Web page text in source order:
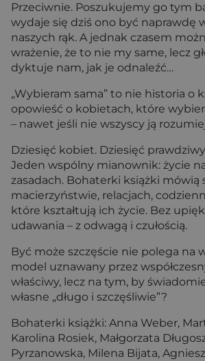
Przeciwnie. Poszukujemy go tym
wydaje się dziś ono być naprawdę
naszych rąk. A jednak czasem
wrażenie, że to nie my same, lecz
dyktuje nam, jak je odnaleźć…
„Wybieram sama” to nie historia o
opowieść o kobietach, które
– nawet jeśli nie wszyscy ją
Dziesięć kobiet. Dziesięć
Jeden wspólny mianownik: życie
zasadach. Bohaterki książki mówią
macierzyństwie, relacjach,
które kształtują ich życie. Bez
udawania – z odwagą i czułością.
Być może szczęście nie polega na
model uznawany przez
właściwy, lecz na tym, by
własne „długo i szczęśliwie”?
Bohaterki książki: Anna Weber,
Karolina Rosiek, Małgorzata
Pyrzanowska, Milena Bijata,